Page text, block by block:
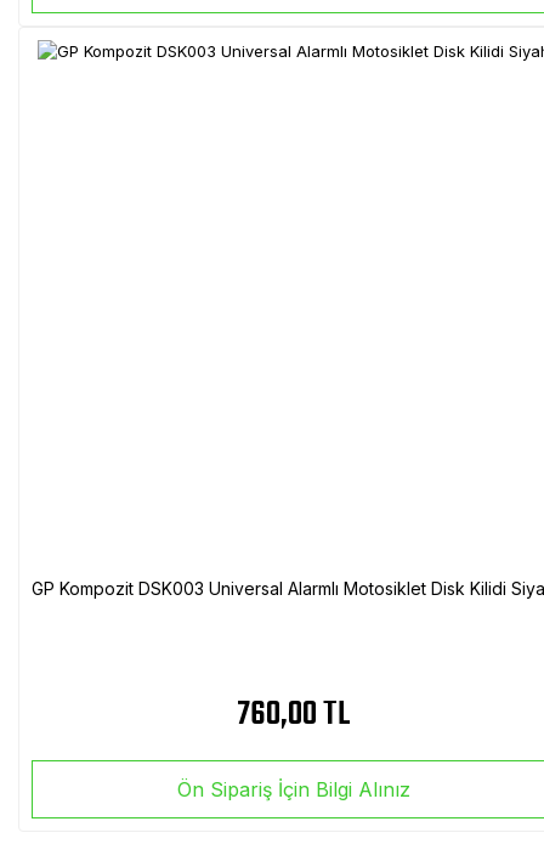
GP Kompozit DSK003 Universal Alarmlı Motosiklet Disk Kilidi
760,00 TL
Ön Sipariş İçin Bilgi Alınız